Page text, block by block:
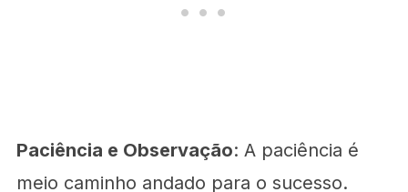
Paciência e Observação: A paciência é
meio caminho andado para o sucesso.